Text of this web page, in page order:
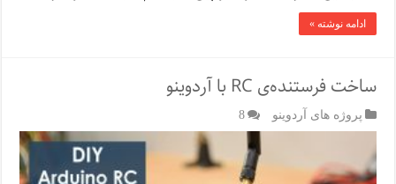
ادامه نوشته »
ساخت فرستنده‌ی RC با آردوینو
پروژه های آردوینو 8